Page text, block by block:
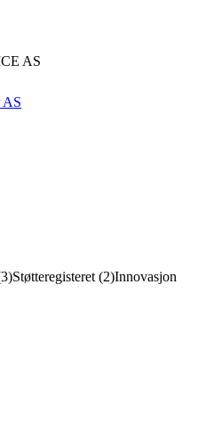
AS
3)Støtteregisteret (2)Innovasjon